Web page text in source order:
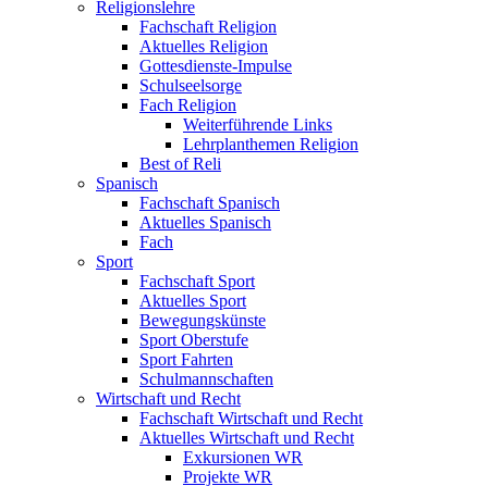
Religionslehre
Fachschaft Religion
Aktuelles Religion
Gottesdienste-Impulse
Schulseelsorge
Fach Religion
Weiterführende Links
Lehrplanthemen Religion
Best of Reli
Spanisch
Fachschaft Spanisch
Aktuelles Spanisch
Fach
Sport
Fachschaft Sport
Aktuelles Sport
Bewegungskünste
Sport Oberstufe
Sport Fahrten
Schulmannschaften
Wirtschaft und Recht
Fachschaft Wirtschaft und Recht
Aktuelles Wirtschaft und Recht
Exkursionen WR
Projekte WR